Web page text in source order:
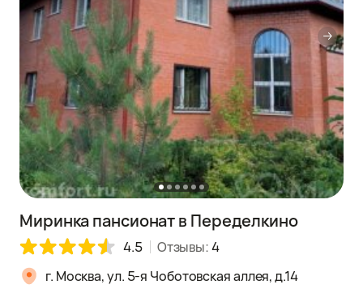
Миринка пансионат в Переделкино
4.5 Отзывы:4
г. Москва, ул. 5-я Чоботовская аллея, д.14